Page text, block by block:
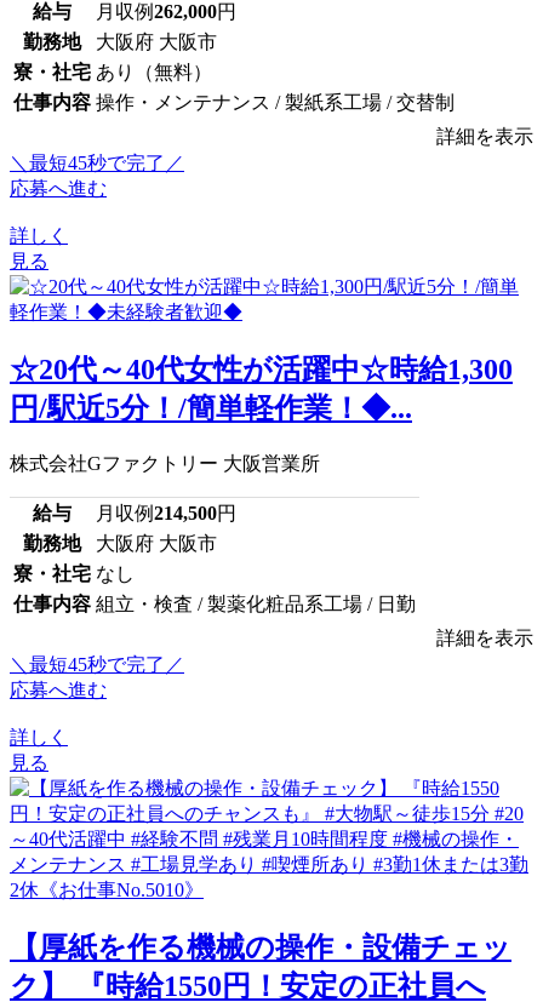
給与 月収例262,000円
勤務地
大阪府 大阪市
寮・社宅 あり（無料）
仕事内容 操作・メンテナンス / 製紙系工場 / 交替制
詳細を表示
＼最短45秒で完了／
応募へ進む
詳しく
見る
☆20代～40代女性が活躍中☆時給1,300
円/駅近5分！/簡単軽作業！◆...
株式会社Gファクトリー 大阪営業所
給与 月収例214,500円
勤務地
大阪府 大阪市
寮・社宅 なし
仕事内容 組立・検査 / 製薬化粧品系工場 / 日勤
詳細を表示
＼最短45秒で完了／
応募へ進む
詳しく
見る
【厚紙を作る機械の操作・設備チェッ
ク】 『時給1550円！安定の正社員へ